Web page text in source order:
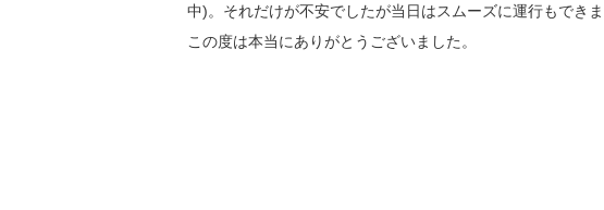
中)。それだけが不安でしたが当日はスムーズに運行もでき
この度は本当にありがとうございました。